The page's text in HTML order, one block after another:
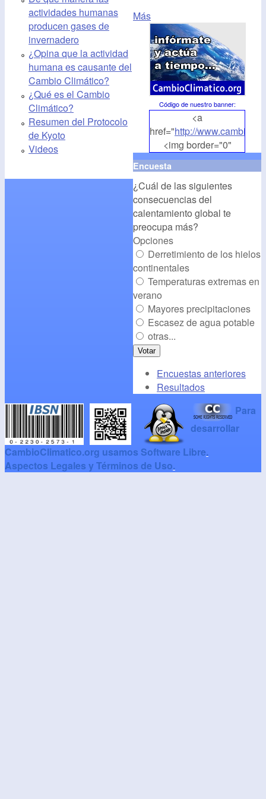
actividades humanas
producen gases de
invernadero
¿Opina que la actividad
humana es causante del
Cambio Climático?
¿Qué es el Cambio
Climático?
Resumen del Protocolo
de Kyoto
Videos
Más
Código de nuestro banner:
<a
href="http://
<img border="0"
align="middle"
src="http://
alt="CambioClimatico.org"
/></a>
Encuesta
¿Cuál de las siguientes
consecuencias del
calentamiento global te
preocupa más?
Opciones
Derretimiento de los hielos
continentales
Temperaturas extremas en
verano
Mayores precipitaciones
Escasez de agua potable
otras...
Encuestas anteriores
Resultados
Para
desarrollar
CambioClimatico.org usamos Software Libre.
Aspectos Legales y Términos de Uso.